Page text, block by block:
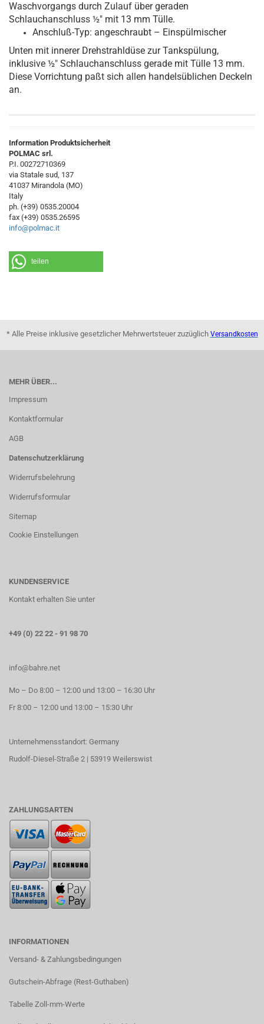
Waschvorgangs durch Zulauf über geraden
Schlauchanschluss ½" mit 13 mm Tülle.
Anschluß-Typ: angeschraubt – Einspülmischer
Unten mit innerer Drehstrahldüse zur Tankspülung,
inklusive ½" Schlauchanschluss gerade mit Tülle 13 mm.
Diese Vorrichtung paßt sich allen handelsüblichen Deckeln
an.
Information Produktsicherheit
POLMAC srl.
P.I. 00272710369
via Statale sud, 137
41037 Mirandola (MO)
Italy
ph. (+39) 0535.20004
fax (+39) 0535.26595
info@polmac.it
teilen
* Alle Preise inklusive gesetzlicher Mehrwertsteuer zuzüglich Versandkosten
MEHR ÜBER...
Impressum
Kontaktformular
AGB
Datenschutzerklärung
Widerrufsbelehrung
Widerrufsformular
Sitemap
Cookie Einstellungen
KUNDENSERVICE
Kontakt erhalten Sie unter
+49 (0) 22 22 - 91 98 70
info@bahre.net
Mo – Do 8:00 – 12:00 und 13:00 – 16:30 Uhr
Fr 8:00 – 12:00 und 13:00 – 15:30 Uhr
Unternehmensstandort: Germany
Rudolf-Diesel-Straße 2 | 53919 Weilerswist
ZAHLUNGSARTEN
INFORMATIONEN
Versand- & Zahlungsbedingungen​
Gutschein-Abfrage (Rest-Guthaben)
Tabelle Zoll-mm-Werte